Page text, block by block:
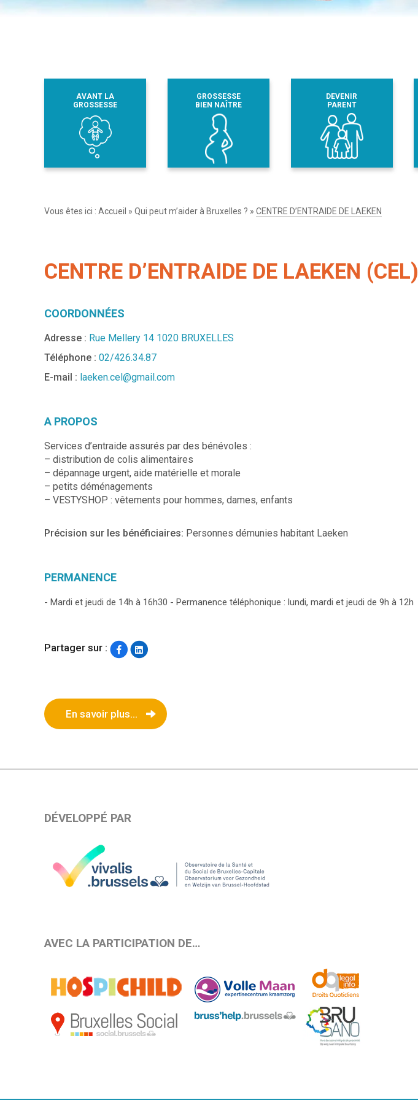
AVANT LA
GROSSESSE
GROSSESSE
BIEN NAÎTRE
DEVENIR
PARENT
Vous êtes ici : Accueil » Qui peut m’aider à Bruxelles ? » CENTRE D’ENTRAIDE DE LAEKEN
CENTRE D’ENTRAIDE DE LAEKEN (CEL)
COORDONNÉES
Adresse : Rue Mellery 14 1020 BRUXELLES
Téléphone : 02/426.34.87
E-mail : laeken.cel@gmail.com
A PROPOS
Services d’entraide assurés par des bénévoles :
– distribution de colis alimentaires
– dépannage urgent, aide matérielle et morale
– petits déménagements
– VESTYSHOP : vêtements pour hommes, dames, enfants
Précision sur les bénéficiaires: Personnes démunies habitant Laeken
PERMANENCE
- Mardi et jeudi de 14h à 16h30 - Permanence téléphonique : lundi, mardi et jeudi de 9h à 12h
Partager sur :
En savoir plus...
DÉVELOPPÉ PAR
AVEC LA PARTICIPATION DE…